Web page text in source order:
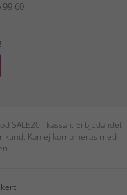
60
SALE20 i kassan. Erbjudandet
kund. Kan ej kombineras med